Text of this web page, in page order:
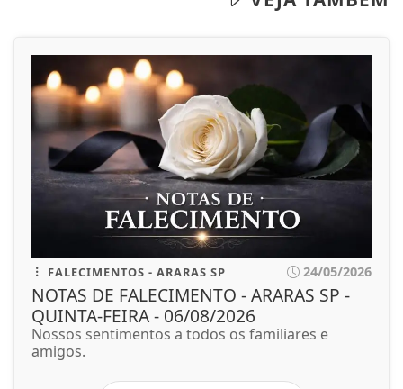
FALECIMENTOS - ARARAS SP 24/05/2026
NOTAS DE FALECIMENTO - ARARAS SP -
QUINTA-FEIRA - 06/08/2026
Nossos sentimentos a todos os familiares e
amigos.